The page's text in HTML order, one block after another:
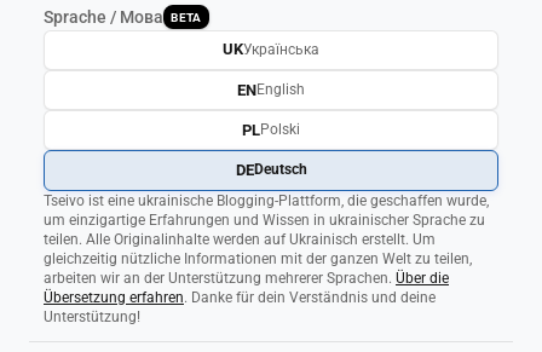
Sprache / Мова BETA
Tseivo ist eine ukrainische Blogging-Plattform, die geschaffen wurde,
um einzigartige Erfahrungen und Wissen in ukrainischer Sprache zu
teilen. Alle Originalinhalte werden auf Ukrainisch erstellt. Um
gleichzeitig nützliche Informationen mit der ganzen Welt zu teilen,
arbeiten wir an der Unterstützung mehrerer Sprachen. Über die
Übersetzung erfahren. Danke für dein Verständnis und deine
Unterstützung!
UKУкраїнська
ENEnglish
PLPolski
DEDeutsch